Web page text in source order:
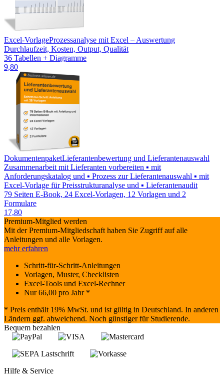
Excel-VorlageProzessanalyse mit Excel – Auswertung
Durchlaufzeit, Kosten, Output, Qualität
36 Tabellen + Diagramme
9,80
DokumentenpaketLieferantenbewertung und Lieferantenauswahl
Zusammenarbeit mit Lieferanten vorbereiten ▪ mit
Anforderungskatalog und ▪ Prozess zur Lieferantenauswahl ▪ mit
Excel-Vorlage für Preisstrukturanalyse und ▪ Lieferantenaudit
79 Seiten E-Book, 24 Excel-Vorlagen, 12 Vorlagen und 2
Formulare
17,80
Premium-Mitglied werden
Mit der Premium-Mitgliedschaft haben Sie Zugriff auf alle
Anleitungen und alle Vorlagen.
mehr erfahren
Schritt-für-Schritt-Anleitungen
Vorlagen, Muster, Checklisten
Excel-Tools und Excel-Rechner
Nur66,00 pro Jahr *
* Preis enthält 19% MwSt. und ist gültig in Deutschland. In anderen
Ländern ggf. abweichend. Noch günstiger für Studierende.
Bequem bezahlen
Hilfe & Service